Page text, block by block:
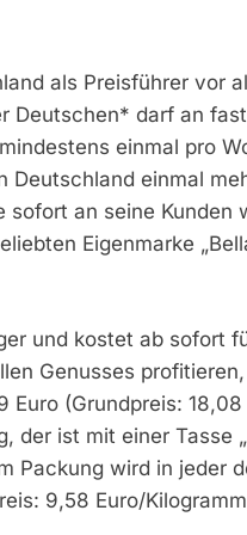
als Preisführer vor
Deutschen* darf an
einmal pro
einmal
sofort an seine Kunden
Eigenmarke
und kostet ab sofort
Genusses
(Grundpreis:
der ist mit einer Tasse
Packung wird in jeder
9,58 Euro/